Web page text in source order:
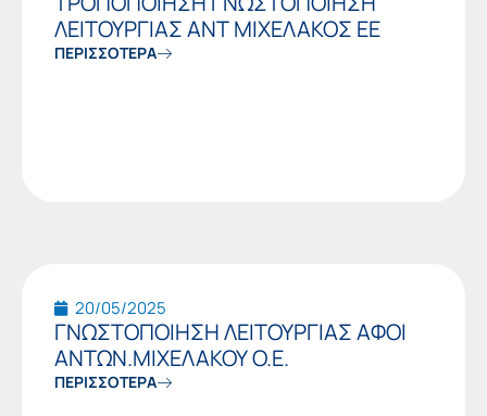
ΛΕΙΤΟΥΡΓΙΑΣ ΑΝΤ ΜΙΧΕΛΑΚΟΣ ΕE
ΠΕΡΙΣΣΟΤΕΡΑ
20/05/2025
ΓΝΩΣΤΟΠΟΙΗΣΗ ΛΕΙΤΟΥΡΓΙΑΣ ΑΦΟΙ
ΑΝΤΩΝ.ΜΙΧΕΛΑΚΟΥ O.E.
ΠΕΡΙΣΣΟΤΕΡΑ